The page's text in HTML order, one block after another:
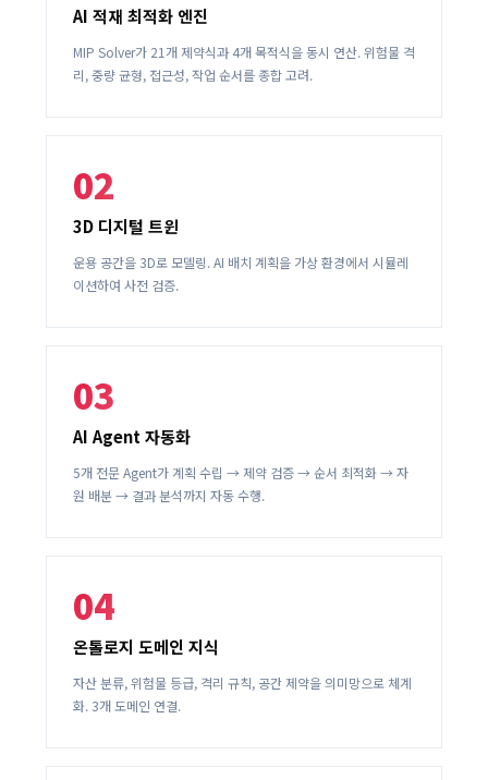
AI 적재 최적화 엔진
MIP Solver가 21개 제약식과 4개 목적식을 동시 연산. 위험물 격
리, 중량 균형, 접근성, 작업 순서를 종합 고려.
02
3D 디지털 트윈
운용 공간을 3D로 모델링. AI 배치 계획을 가상 환경에서 시뮬레
이션하여 사전 검증.
03
AI Agent 자동화
5개 전문 Agent가 계획 수립 → 제약 검증 → 순서 최적화 → 자
원 배분 → 결과 분석까지 자동 수행.
04
온톨로지 도메인 지식
자산 분류, 위험물 등급, 격리 규칙, 공간 제약을 의미망으로 체계
화. 3개 도메인 연결.